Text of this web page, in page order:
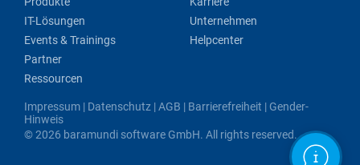
IT-Lösungen
Events & Trainings
Partner
Ressourcen
Unternehmen
Helpcenter
Impressum | Datenschutz |AGB | Barrierefreiheit | Gender-
Hinweis
© 2026 baramundi software GmbH. All rights reserved.